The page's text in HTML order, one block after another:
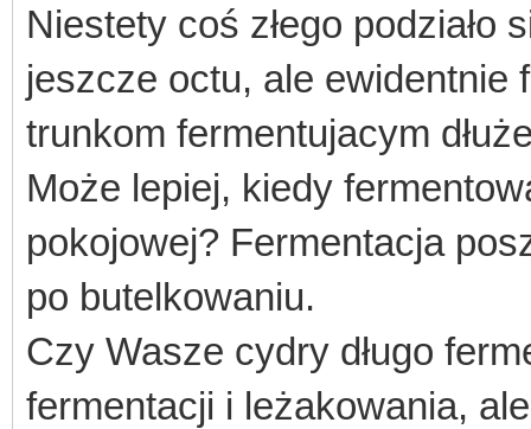
Niestety coś złego
jeszcze octu, ale ewidentnie
trunkom fermentujacym
Może lepiej, kiedy
pokojowej? Fermentacja
po butelkowaniu.
Czy Wasze cydry długo
fermentacji i leżakowania,